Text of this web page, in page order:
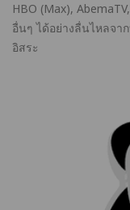
HBO (Max),
อื่นๆ ได้อย่างลื่นไหลจา
อิสระ